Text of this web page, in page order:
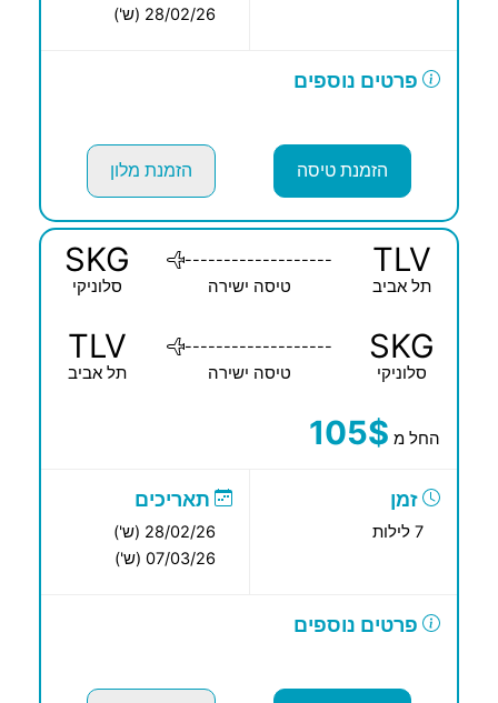
28/02/26 (ש')
פרטים נוספים
הזמנת טיסה הזמנת מלון
TLV
תל אביב
-------------------
טיסה ישירה
SKG
סלוניקי
SKG
סלוניקי
-------------------
טיסה ישירה
TLV
תל אביב
החל מ 105$
זמן תאריכים
28/02/26 (ש')
07/03/26 (ש')
פרטים נוספים